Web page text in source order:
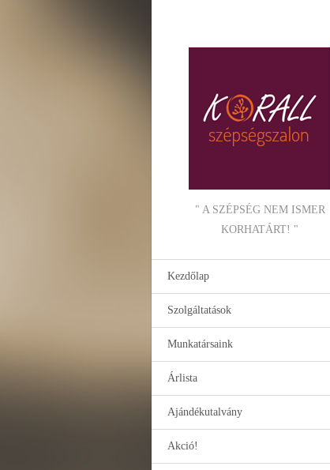
" A SZÉPSÉG NEM ISMER
KORHATÁRT! "
Kezdőlap
Szolgáltatások
Munkatársaink
Árlista
Ajándékutalvány
Akció!